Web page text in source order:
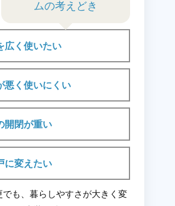
ムの考えどき
広く使いたい
悪く使いにくい
開閉が重い
に変えたい
も、暮らしやすさが大きく変